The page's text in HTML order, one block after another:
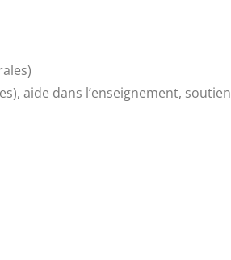
aide dans l’enseignement, soutien